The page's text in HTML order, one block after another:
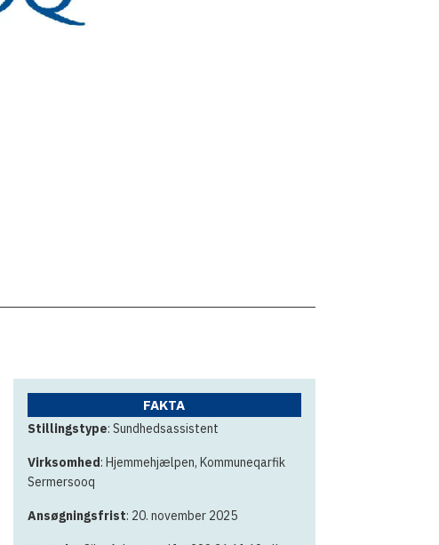
FAKTA
Stillingstype: Sundhedsassistent
Virksomhed: Hjemmehjælpen, Kommuneqarfik
Sermersooq
Ansøgningsfrist: 20. november 2025